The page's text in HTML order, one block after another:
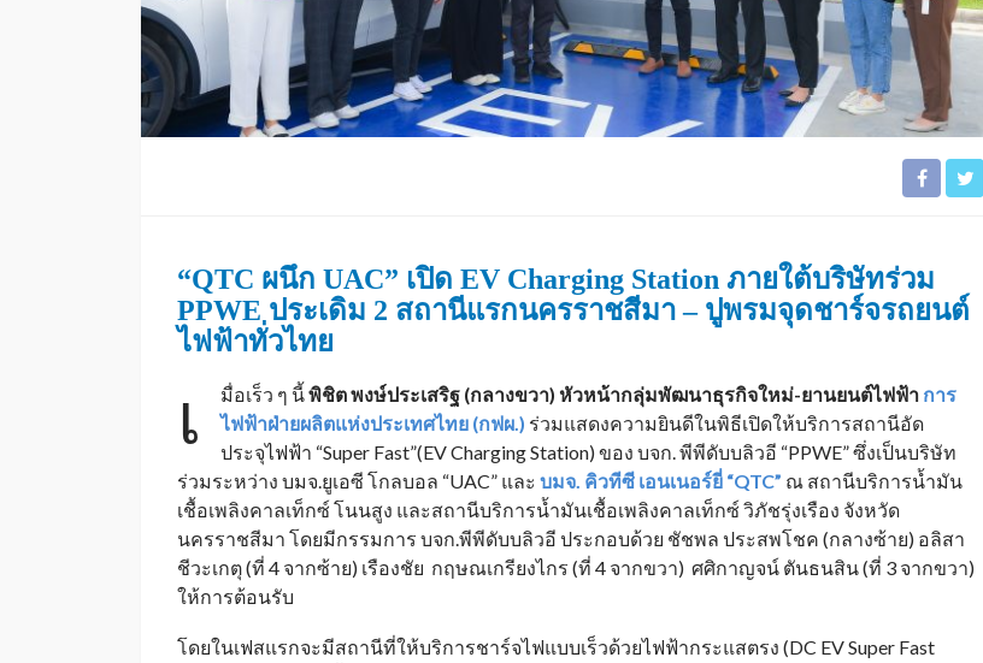
“QTC ผนึก UAC” เปิด EV Charging Station ภายใต้บริษัทร่วม
PPWE ประเดิม 2 สถานีแรกนครราชสีมา – ปูพรมจุดชาร์จรถยนต์
ไฟฟ้าทั่วไทย
เ มื่อเร็ว ๆ นี้พิชิต พงษ์ประเสริฐ (กลางขวา) หัวหน้ากลุ่มพัฒนาธุรกิจใหม่-ยานยนต์ไฟฟ้า การ
ไฟฟ้าฝ่ายผลิตแห่งประเทศไทย (กฟผ.) ร่วมแสดงความยินดีในพิธีเปิดให้บริการสถานีอัด
ประจุไฟฟ้า “Super Fast”(EV Charging Station) ของ บจก. พีพีดับบลิวอี “PPWE” ซึ่งเป็นบริษัท
ร่วมระหว่าง บมจ.ยูเอซี โกลบอล “UAC” และ บมจ. คิวทีซี เอนเนอร์ยี่ “QTC” ณ สถานีบริการน้ำมัน
เชื้อเพลิงคาลเท็กซ์ โนนสูง และสถานีบริการน้ำมันเชื้อเพลิงคาลเท็กซ์ วิภัชรุ่งเรือง จังหวัด
นครราชสีมา โดยมีกรรมการ บจก.พีพีดับบลิวอี ประกอบด้วย ชัชพล ประสพโชค (กลางซ้าย) อลิสา
ชีวะเกตุ (ที่ 4 จากซ้าย) เรืองชัย กฤษณเกรียงไกร (ที่ 4 จากขวา) ศศิกาญจน์ ตันธนสิน (ที่ 3 จากขวา)
ให้การต้อนรับ
โดยในเฟสแรกจะมีสถานีที่ให้บริการชาร์จไฟแบบเร็วด้วยไฟฟ้ากระแสตรง (DC EV Super Fast